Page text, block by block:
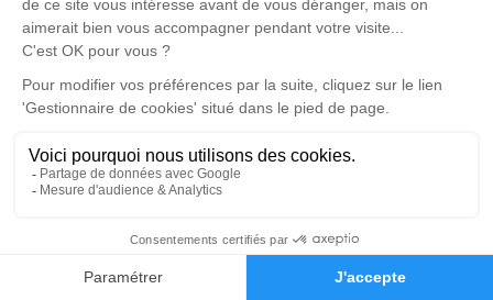
Faire-part Hommages
Un service de plantation d’arbre hommage est
disponible ici
Cérémonie religieuse
Église Notre-Dame de Villers-Marmery
Rue de l'Église